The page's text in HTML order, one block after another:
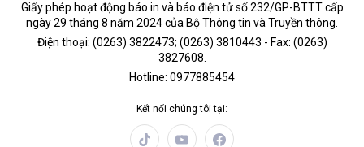
Giấy phép hoạt động báo in và báo điện tử số 232/GP-BTTT cấp
ngày 29 tháng 8 năm 2024 của Bộ Thông tin và Truyền thông.
Điện thoại: (0263) 3822473; (0263) 3810443 - Fax: (0263)
3827608.
Hotline: 0977885454
Kết nối chúng tôi tại: